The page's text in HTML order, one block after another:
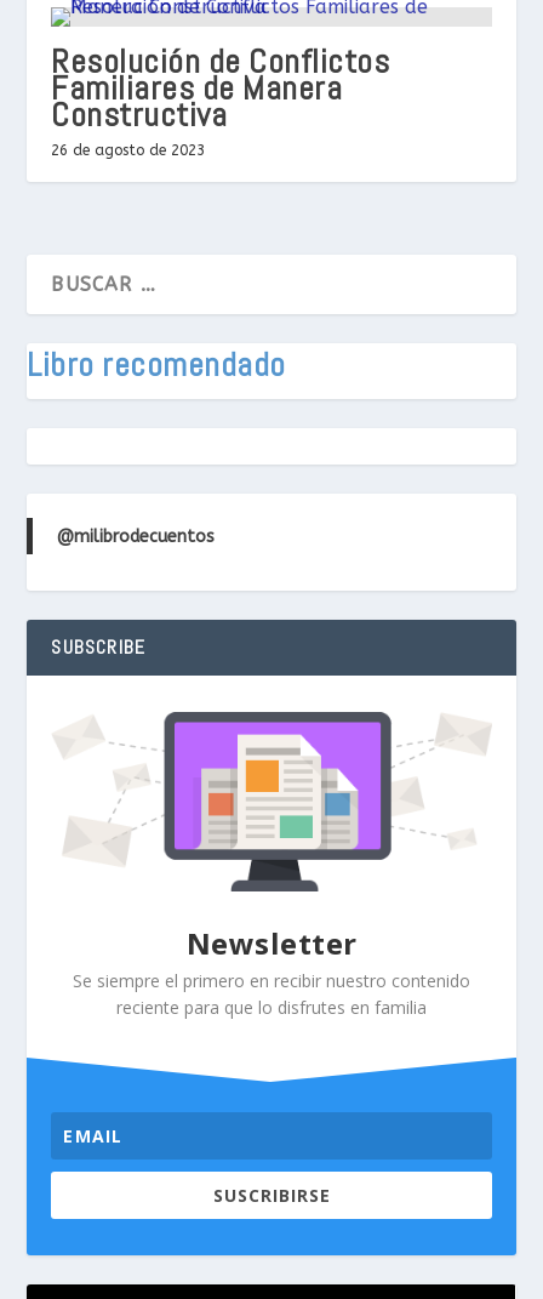
Resolución de Conflictos
Familiares de Manera
Constructiva
26 de agosto de 2023
Libro recomendado
@milibrodecuentos
SUBSCRIBE
Newsletter
Se siempre el primero en recibir nuestro contenido
reciente para que lo disfrutes en familia
SUSCRIBIRSE